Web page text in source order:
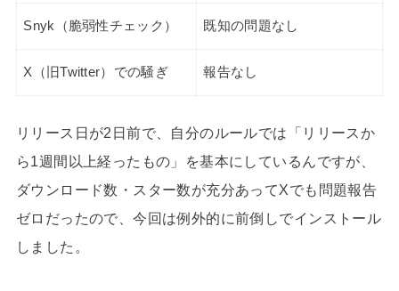
Snyk（脆弱性チェック） 既知の問題なし
X（旧Twitter）での騒ぎ 報告なし
リリース日が2日前で、自分のルールでは「リリースか
ら1週間以上経ったもの」を基本にしているんですが、
ダウンロード数・スター数が充分あってXでも問題報告
ゼロだったので、今回は例外的に前倒しでインストール
しました。